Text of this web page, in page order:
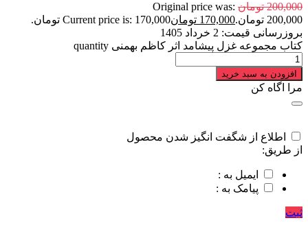
200,000 تومان Original price was:
200,000 تومان.
170,000 تومانCurrent price is: 170,000 تومان.
بروزرسانی قیمت: 2 خرداد 1405
کتاب مجموعه غزل پیشامد اثر کاظم بهمنی quantity
افزودن به سبد خرید
مرا اگاه کن
اطلاع از شگفت انگیز شدن محصول
از طریق:
ایمیل به :
پیامک به :
ثبت